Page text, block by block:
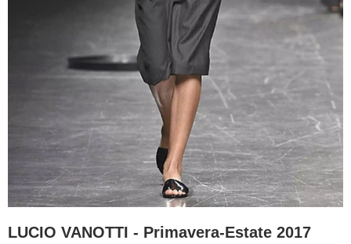
LUCIO VANOTTI - Primavera-Estate 2017